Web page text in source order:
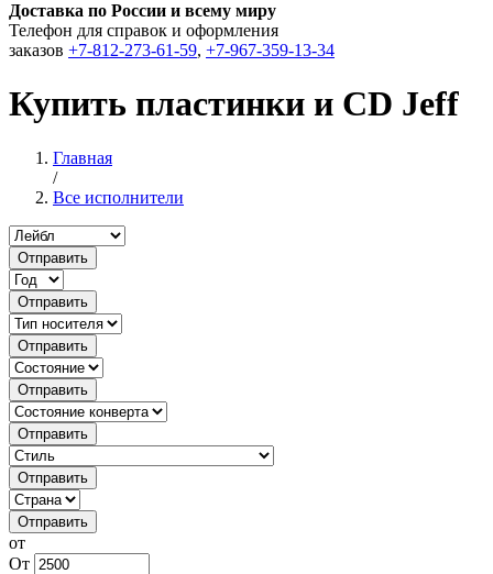
Доставка по России и всему миру
Телефон для справок и оформления
заказов +7-812-273-61-59, +7-967-359-13-34
Купить пластинки и CD Jeff
Главная
/
Все исполнители
Отправить
Отправить
Отправить
Отправить
Отправить
Отправить
Отправить
от
От